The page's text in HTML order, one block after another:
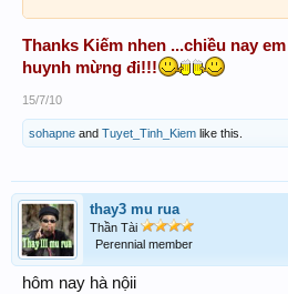
Thanks Kiếm nhen ...chiều nay
huynh mừng đi!!!
15/7/10
sohapne and Tuyet_Tinh_Kiem like this.
thay3 mu rua
Thần Tài
Perennial member
hôm nay hà nộii